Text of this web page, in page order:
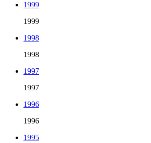
1999
1999
1998
1998
1997
1997
1996
1996
1995